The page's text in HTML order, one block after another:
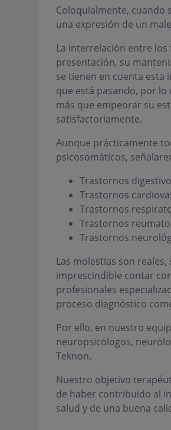
Coloquialmente, cuando
una expresión de un
La interrelación entre
presentación, su
se tienen en cuenta esta
que está pasando, por
más que empeorar su
satisfactoriamente.
Aunque prácticamente
psicosomáticos,
Trastornos
Trastornos
Trastornos
Trastornos
Trastornos
Las molestias son
imprescindible contar
profesionales
proceso diagnóstico
Por ello, en nuestro
neuropsicólogos,
Teknon.
Nuestro objetivo
de haber contribuido al
salud y de una buena